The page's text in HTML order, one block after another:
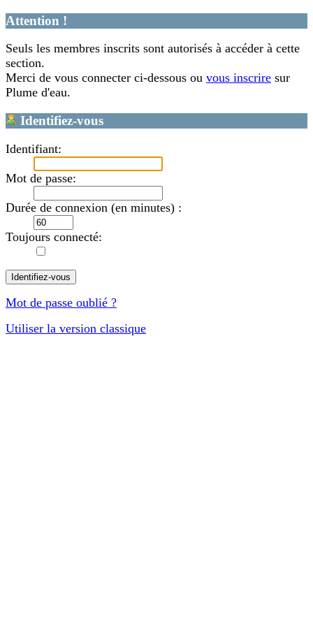
Attention !
Seuls les membres inscrits sont autorisés à accéder à cette
section.
Merci de vous connecter ci-dessous ou vous inscrire sur
Plume d'eau.
Identifiez-vous
Identifiant:
Mot de passe:
Durée de connexion (en minutes) :
Toujours connecté:
Mot de passe oublié ?
Utiliser la version classique